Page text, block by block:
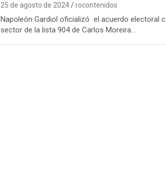
25 de agosto de 2024 rocontenidos
Napoleón Gardiol oficializó el acuerdo electoral
sector de la lista 904 de Carlos Moreira…